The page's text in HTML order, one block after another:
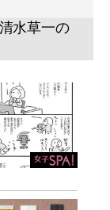
水草一の